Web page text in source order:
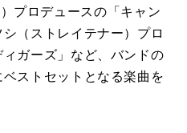
プロデュースの「キャン
（ストレイテナー）プロ
ガーズ」など、バンドの
ストセットとなる楽曲を